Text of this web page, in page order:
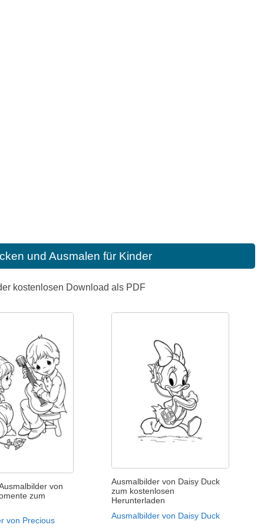
und Ausmalen für Kinder
kostenlosen Download als PDF
von
zum
von Precious
Ausmalbilder von Daisy Duck
zum kostenlosen
Herunterladen
Ausmalbilder von Daisy Duck